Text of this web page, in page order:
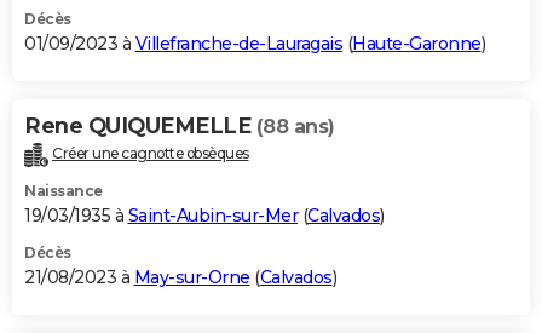
Décès
01/09/2023 à Villefranche-de-Lauragais (Haute-Garonne)
Rene QUIQUEMELLE (88 ans)
Créer une cagnotte obsèques
Naissance
19/03/1935 à Saint-Aubin-sur-Mer(Calvados)
Décès
21/08/2023 à May-sur-Orne (Calvados)